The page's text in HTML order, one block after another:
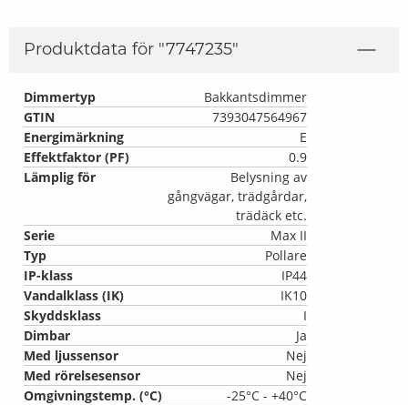
Produktdata för "7747235"
Dimmertyp
Bakkantsdimmer
GTIN
7393047564967
Energimärkning
E
Effektfaktor (PF)
0.9
Lämplig för
Belysning av
gångvägar, trädgårdar,
trädäck etc.
Serie
Max II
Typ
Pollare
IP-klass
IP44
Vandalklass (IK)
IK10
Skyddsklass
I
Dimbar
Ja
Med ljussensor
Nej
Med rörelsesensor
Nej
Omgivningstemp. (°C)
-25°C - +40°C